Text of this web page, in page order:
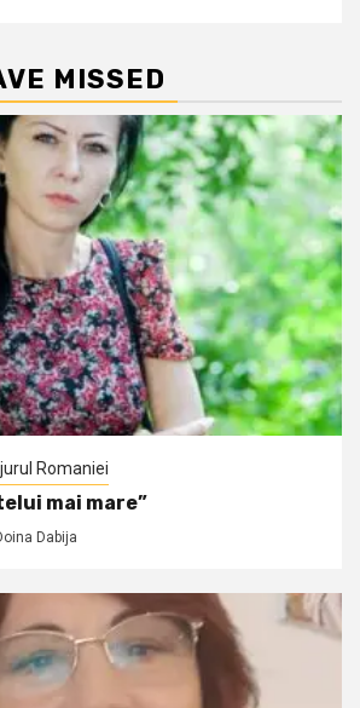
MISSED
Romaniei
mai mare”
Dabija